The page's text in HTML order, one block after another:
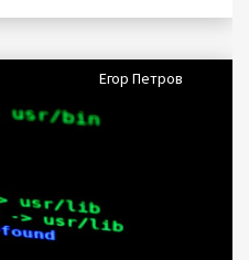
Егор Петров